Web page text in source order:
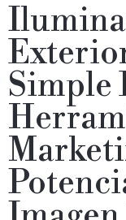
Simple